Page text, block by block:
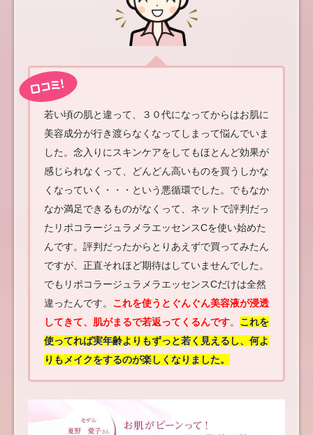
若い頃の肌と違って、３０代になってからはお肌に
美容成分が行き渡らなくなってしまって悩んでいま
した。念入りにスキンケアをしてもほとんど効果が
感じられなくって、どんどん高いものを買うしかな
くなっていく・・・という悪循環でした。でもなか
なか満足できるものがなくって、ネットで評判だっ
たリポコラージュラメラエッセンスCを使い始めた
んです。評判だったからとりあえずで買ってみたん
ですが、正直それほど期待はしていませんでした。
でもリポコラージュラメラエッセンスCだけは全然
違ったんです。 これを使うとぐんぐん美容液が浸透
してきて、肌がまるで若返ってくるんです。 これを
使ってれば実年齢よりもずっと若く見えるし、何よ
りもメイクをするのが楽しくなりました。